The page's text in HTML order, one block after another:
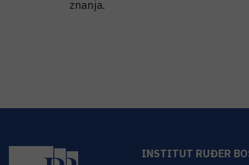
znanja.
INSTITUT RUĐER